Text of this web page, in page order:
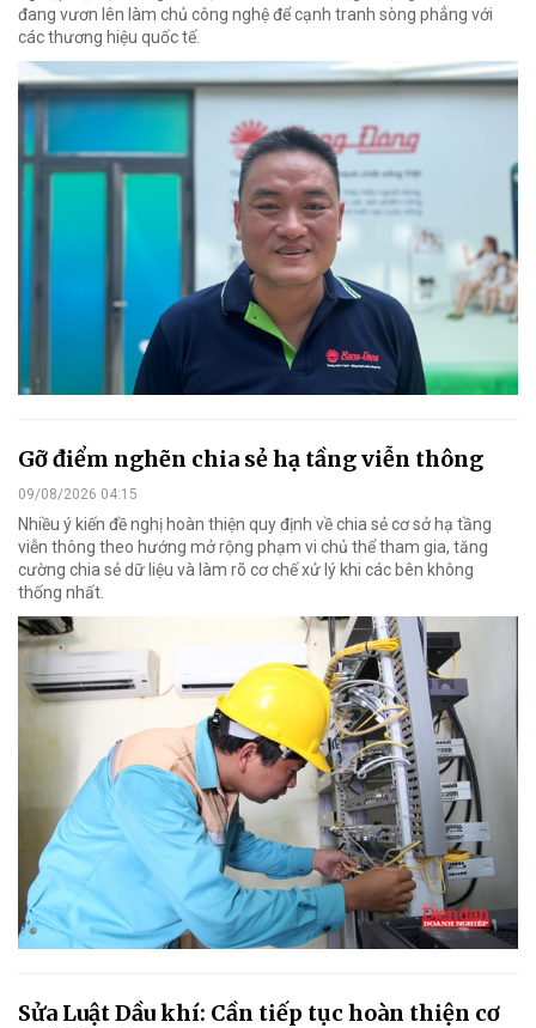
đang vươn lên làm chủ công nghệ để cạnh tranh sòng phẳng với
các thương hiệu quốc tế.
Gỡ điểm nghẽn chia sẻ hạ tầng viễn thông
09/08/2026 04:15
Nhiều ý kiến đề nghị hoàn thiện quy định về chia sẻ cơ sở hạ tầng
viễn thông theo hướng mở rộng phạm vi chủ thể tham gia, tăng
cường chia sẻ dữ liệu và làm rõ cơ chế xử lý khi các bên không
thống nhất.
Sửa Luật Dầu khí: Cần tiếp tục hoàn thiện cơ